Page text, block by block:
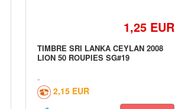
1,25 EUR
TIMBRE SRI LANKA CEYLAN 2008
LION 50 ROUPIES SG#19
2,15 EUR